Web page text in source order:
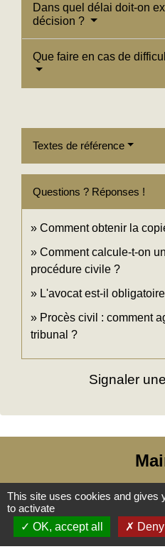
Dans quel délai doit-on
décision ?
Que faire en cas de
Textes de référence
Questions ? Réponses !
Comment obtenir la
Comment calcule-t-on
procédure civile ?
L'avocat est-il
Procès civil : comment
tribunal ?
Signaler
Commune
31, place
76790 Les
+33 2 35
This site uses cookies and gives
to activate
OK, accept all